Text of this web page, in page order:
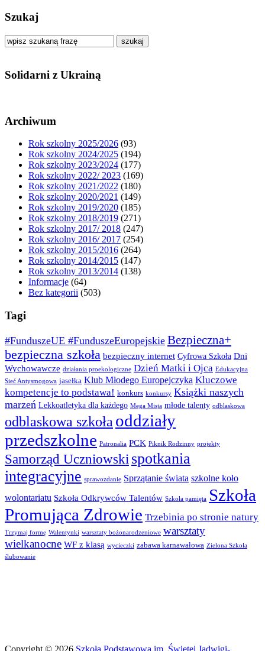
Szukaj
szukaj
Solidarni z Ukrainą
Archiwum
Rok szkolny 2025/2026 (93)
Rok szkolny 2024/2025 (194)
Rok szkolny 2023/2024 (177)
Rok szkolny 2022/ 2023 (169)
Rok szkolny 2021/2022 (180)
Rok szkolny 2020/2021 (149)
Rok szkolny 2019/2020 (185)
Rok szkolny 2018/2019 (271)
Rok szkolny 2017/ 2018 (247)
Rok szkolny 2016/ 2017 (254)
Rok szkolny 2015/2016 (264)
Rok szkolny 2014/2015 (147)
Rok szkolny 2013/2014 (138)
Informacje (64)
Bez kategorii (503)
Tagi
#FunduszeUE #FunduszeEuropejskie Bezpieczna+
bezpieczna szkoła bezpieczny internet Cyfrowa Szkoła Dni
Wychowawcze działania proekologiczne Dzień Matki i Ojca Edukacyjna
Sieć Antysmogowa jasełka Klub Młodego Europejczyka Kluczowe
kompetencje to podstawa! konkurs konkursy Książki naszych
marzeń Lekkoatletyka dla każdego Mega Misja młode talenty odblaskowa
odblaskowa szkoła oddziały
przedszkolne Patronalia PCK Piknik Rodzinny projekty
Samorząd Uczniowski spotkania
integracyjne sprawozdanie Sprzątanie świata szkolne koło
wolontariatu Szkoła Odkrywców Talentów Szkoła pamięta Szkoła
Promująca Zdrowie Trzebinia po stronie natury
Trzymaj formę Walentynki warsztaty bożonarodzeniowe warsztaty
wielkanocne WF z klasą wycieczki zabawa karnawałowa Zielona Szkoła
ślubowanie
Copyright © 2026 Szkoła Podstawowa im. Świętej Jadwigi-